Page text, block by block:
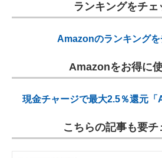
ランキングをチェ
Amazonのランキングを
Amazonをお得に
現金チャージで最大2.5％還元「
こちらの記事も要チ